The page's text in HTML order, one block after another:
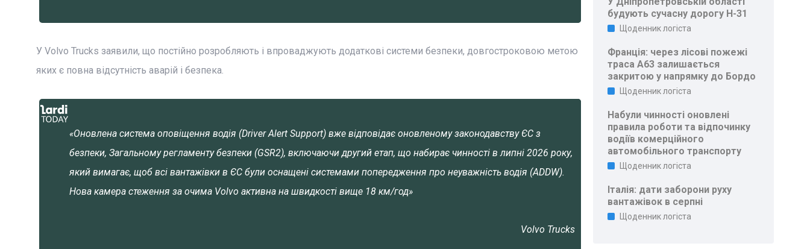
У Volvo Trucks заявили, що постійно розробляють і впроваджують додаткові системи безпеки, довгостроковою метою
яких є повна відсутність аварій і безпека.
«Оновлена система оповіщення водія (Driver Alert Support) вже відповідає оновленому законодавству ЄС з
безпеки, Загальному регламенту безпеки (GSR2), включаючи другий етап, що набирає чинності в липні 2026 року,
який вимагає, щоб всі вантажівки в ЄС були оснащені системами попередження про неуважність водія (ADDW).
Нова камера стеження за очима Volvo активна на швидкості вище 18 км/год»
Volvo Trucks
будують сучасну дорогу Н-31
Щоденник логіста
Франція: через лісові пожежі
траса A63 залишається
закритою у напрямку до Бордо
Щоденник логіста
Набули чинності оновлені
правила роботи та відпочинку
водіїв комерційного
автомобільного транспорту
Щоденник логіста
Італія: дати заборони руху
вантажівок в серпні
Щоденник логіста